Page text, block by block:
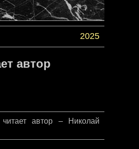
2025
автор
автор – Николай